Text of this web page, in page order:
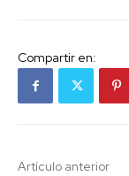
Compartir en:
Artículo anterior